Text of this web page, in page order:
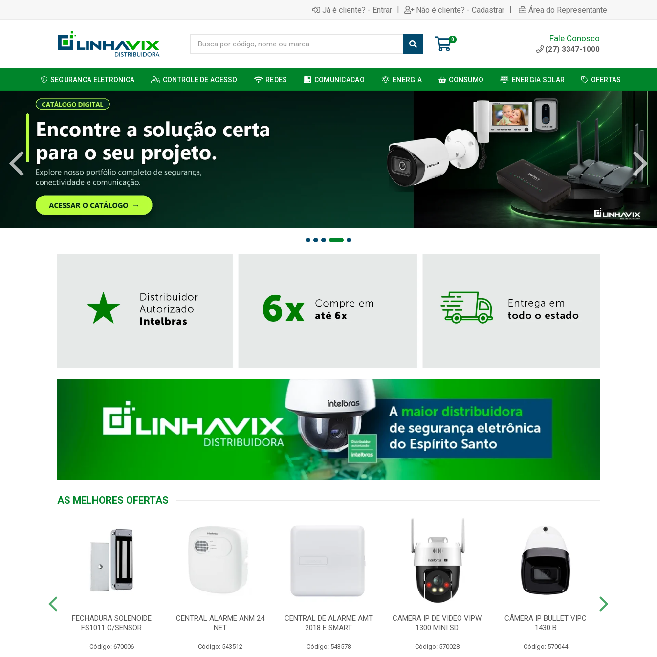
Já é cliente? - Entrar | Não é cliente? - Cadastrar | Área do Representante
0 Fale Conosco
(27) 3347-1000
SEGURANCA ELETRONICA CONTROLE DE ACESSO REDES COMUNICACAO ENERGIA CONSUMO ENERGIA SOLAR OFERTAS
AS MELHORES OFERTAS
FECHADURA SOLENOIDE
FS1011 C/SENSOR
Código: 670006
CENTRAL ALARME ANM 24
NET
Código: 543512
CENTRAL DE ALARME AMT
2018 E SMART
Código: 543578
CAMERA IP DE VIDEO VIPW
1300 MINI SD
Código: 570028
CÂMERA IP BULLET VIPC
1430 B
Código: 570044